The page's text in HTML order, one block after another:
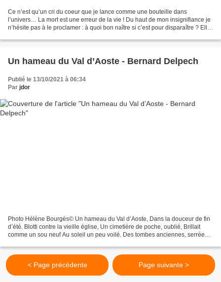
Ce n’est qu’un cri du coeur que je lance comme une bouteille dans
l’univers… La mort est une erreur de la vie ! Du haut de mon insignifiance je
n’hésite pas à le proclamer : à quoi bon naître si c’est pour disparaître ? Elle
Un hameau du Val d’Aoste - Bernard Delpech
Publié le 13/10/2021 à 06:34
Par jdor
Photo Hélène Bourgès© Un hameau du Val d’Aoste, Dans la douceur de fin
d’été. Blotti contre la vieille église, Un cimetière de poche, oublié, Brillait
comme un sou neuf Au soleil un peu voilé. Des tombes anciennes, serrées,
< Page précédente Page suivante >